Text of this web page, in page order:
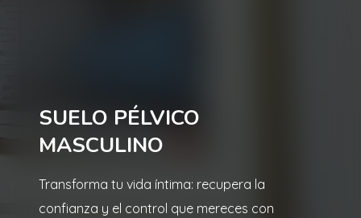
SUELO PÉLVICO
MASCULINO
Transforma tu vida íntima: recupera la
confianza y el control que mereces con